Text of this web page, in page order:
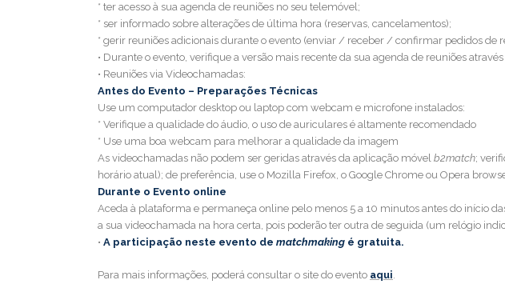
* ter acesso à sua agenda de reuniões no seu telemóvel;
* ser informado sobre alterações de última hora (reservas, cancelamentos);
* gerir reuniões adicionais durante o evento (enviar / receber / confirmar pedidos de
• Durante o evento, verifique a versão mais recente da sua agenda de reuniões
• Reuniões via Videochamadas:
Antes do Evento – Preparações Técnicas
Use um computador desktop ou laptop com webcam e microfone instalados:
* Verifique a qualidade do áudio, o uso de auriculares é altamente recomendado
* Use uma boa webcam para melhorar a qualidade da imagem
As videochamadas não podem ser geridas através da aplicação móvel b2match;
horário atual); de preferência, use o Mozilla Firefox, o Google Chrome ou Opera
Durante o Evento online
Aceda à plataforma e permaneça online pelo menos 5 a 10 minutos antes do início
a sua videochamada na hora certa, pois poderão ter outra de seguida (um relógio
• A participação neste evento de matchmaking é gratuita.
Para mais informações, poderá consultar o site do evento aqui.